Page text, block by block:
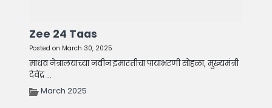
Zee 24 Taas
Posted on March 30, 2025
माधव नेत्रालयाच्या नवीन इमारतीचा पायाभरणी सोहळा, मुख्यमंत्री
देवेंद्र ...
March 2025